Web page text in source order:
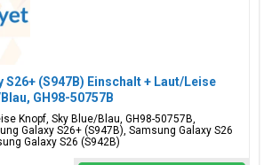
S26+ (S947B) Einschalt + Laut/Leise
GH98-50757B
Knopf, Sky Blue/Blau, GH98-50757B,
Galaxy S26+ (S947B), Samsung Galaxy S26
Galaxy S26 (S942B)